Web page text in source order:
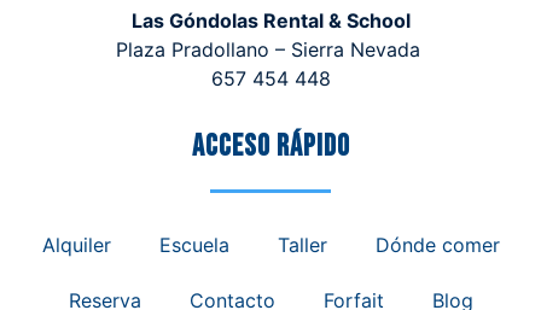
Las Góndolas Rental & School
Plaza Pradollano – Sierra Nevada
657 454 448
Acceso rápido
Alquiler Escuela Taller Dónde comer
Reserva Contacto Forfait Blog